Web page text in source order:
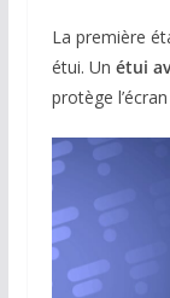
La première
étui. Un étui
protège